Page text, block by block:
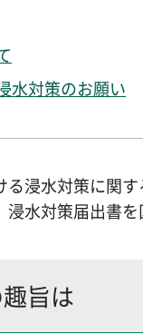
水対策のお願い
る浸水対策に関
水対策届出書を
旨は